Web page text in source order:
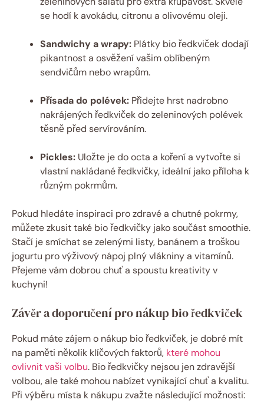
se hodí k avokádu, citronu a olivovému oleji.
Sandwichy a wrapy: Plátky bio ředkviček dodají
pikantnost a osvěžení vašim oblíbeným
sendvičům nebo wrapům.
Přísada do polévek: Přidejte hrst nadrobno
nakrájených ředkviček do zeleninových polévek
těsně před servírováním.
Pickles: Uložte je do octa a koření a vytvořte si
vlastní nakládané ředkvičky, ideální jako příloha k
různým pokrmům.
Pokud hledáte inspiraci pro zdravé a chutné pokrmy,
můžete zkusit také bio ředkvičky jako součást smoothie.
Stačí je smíchat se zelenými listy, banánem a troškou
jogurtu pro výživový nápoj plný vlákniny a vitamínů.
Přejeme vám dobrou chuť a spoustu kreativity v
kuchyni!
Závěr a doporučení pro nákup bio ředkviček
Pokud máte zájem o nákup bio ředkviček, je dobré mít
na paměti několik klíčových faktorů, které mohou
ovlivnit vaši volbu. Bio ředkvičky nejsou jen zdravější
volbou, ale také mohou nabízet vynikající chuť a kvalitu.
Při výběru místa k nákupu zvažte následující možnosti: